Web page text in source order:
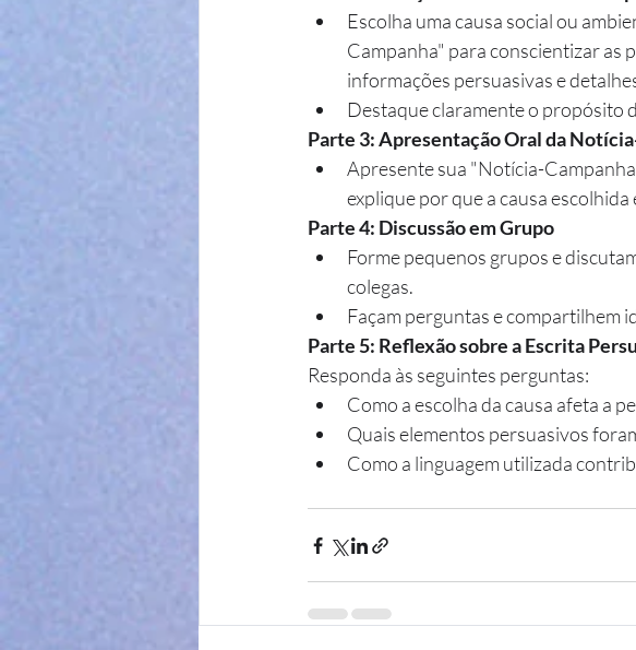
Escolha uma causa social ou
Campanha" para conscientizar as
informações persuasivas e
Destaque claramente o propósito
Parte 3: Apresentação Oral da
Apresente sua "Notícia-
explique por que a causa escolhida
Parte 4: Discussão em Grupo
Forme pequenos grupos e
colegas.
Façam perguntas e compartilhem
Parte 5: Reflexão sobre a Escrita
Responda às seguintes perguntas:
Como a escolha da causa afeta a
Quais elementos persuasivos
Como a linguagem utilizada